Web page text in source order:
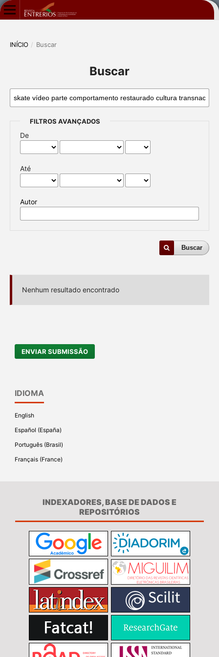
INÍCIO / Buscar
Buscar
FILTROS AVANÇADOS
De
Até
Autor
Buscar
Nenhum resultado encontrado
ENVIAR SUBMISSÃO
IDIOMA
English
Español (España)
Português (Brasil)
Français (France)
INDEXADORES, BASE DE DADOS E
REPOSITÓRIOS